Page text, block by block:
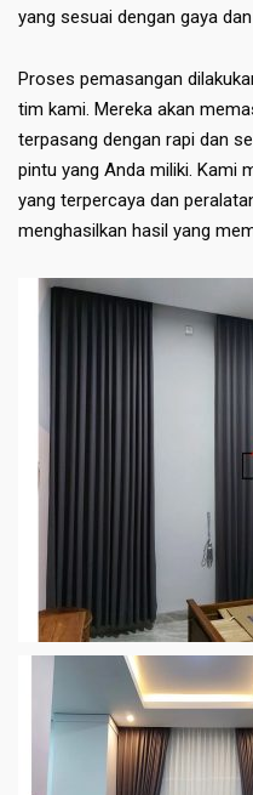
yang sesuai dengan gaya
Proses pemasangan
tim kami. Mereka akan
terpasang dengan rapi dan
pintu yang Anda miliki. Kami
yang terpercaya dan
menghasilkan hasil yang